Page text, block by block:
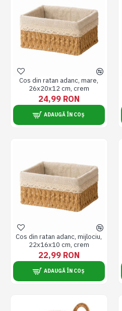
Cos din ratan adanc, mare,
26x20x12 cm, crem
24,99 RON
ADAUGĂ ÎN COȘ
Cos din ratan adanc, mijlociu,
22x16x10 cm, crem
22,99 RON
ADAUGĂ ÎN COȘ